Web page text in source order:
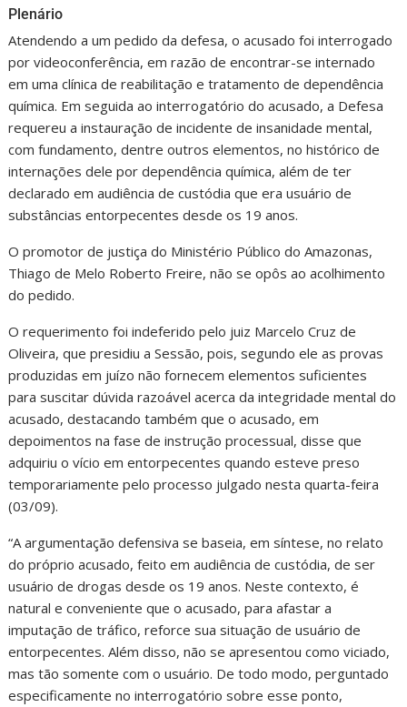
Plenário
Atendendo a um pedido da defesa, o acusado foi interrogado
por videoconferência, em razão de encontrar-se internado
em uma clínica de reabilitação e tratamento de dependência
química. Em seguida ao interrogatório do acusado, a Defesa
requereu a instauração de incidente de insanidade mental,
com fundamento, dentre outros elementos, no histórico de
internações dele por dependência química, além de ter
declarado em audiência de custódia que era usuário de
substâncias entorpecentes desde os 19 anos.
O promotor de justiça do Ministério Público do Amazonas,
Thiago de Melo Roberto Freire, não se opôs ao acolhimento
do pedido.
O requerimento foi indeferido pelo juiz Marcelo Cruz de
Oliveira, que presidiu a Sessão, pois, segundo ele as provas
produzidas em juízo não fornecem elementos suficientes
para suscitar dúvida razoável acerca da integridade mental do
acusado, destacando também que o acusado, em
depoimentos na fase de instrução processual, disse que
adquiriu o vício em entorpecentes quando esteve preso
temporariamente pelo processo julgado nesta quarta-feira
(03/09).
“A argumentação defensiva se baseia, em síntese, no relato
do próprio acusado, feito em audiência de custódia, de ser
usuário de drogas desde os 19 anos. Neste contexto, é
natural e conveniente que o acusado, para afastar a
imputação de tráfico, reforce sua situação de usuário de
entorpecentes. Além disso, não se apresentou como viciado,
mas tão somente com o usuário. De todo modo, perguntado
especificamente no interrogatório sobre esse ponto,